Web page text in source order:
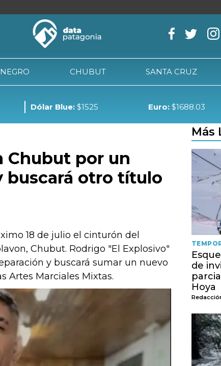
CHUBUT SANTA CRUZ
Dólar Blue: $1525 Euro: $1688.03
RÍO NEGRO CHUBUT SANTA CRUZ TIERRA DEL
Chubut por un
otro título
18 de julio el cinturón del
Chubut. Rodrigo "El Explosivo"
y buscará sumar un nuevo
Artes Marciales Mixtas.
Más
de
Hoya